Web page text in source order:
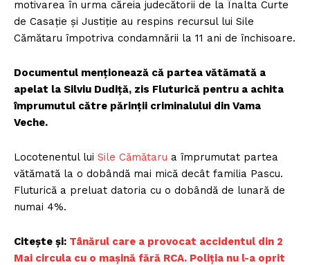
motivarea în urma căreia judecătorii de la Înalta Curte
de Casație și Justiție au respins recursul lui Sile
Cămătaru împotriva condamnării la 11 ani de închisoare.
Documentul menționează că partea vătămată a
apelat la Silviu Dudiță, zis Fluturică pentru a achita
împrumutul către părinții criminalului din Vama
Veche.
Locotenentul lui Sile Cămătaru a împrumutat partea
vătămată la o dobândă mai mică decât familia Pascu.
Fluturică a preluat datoria cu o dobândă de lunară de
numai 4%.
Citește și: Tânărul care a provocat accidentul din 2
Mai circula cu o mașină fără RCA. Poliția nu l-a oprit